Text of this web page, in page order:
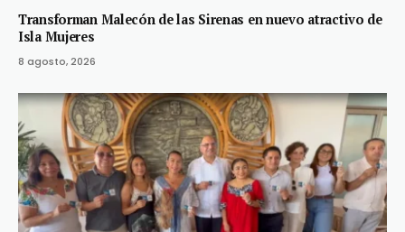
Transforman Malecón de las Sirenas en nuevo atractivo de
Isla Mujeres
8 agosto, 2026